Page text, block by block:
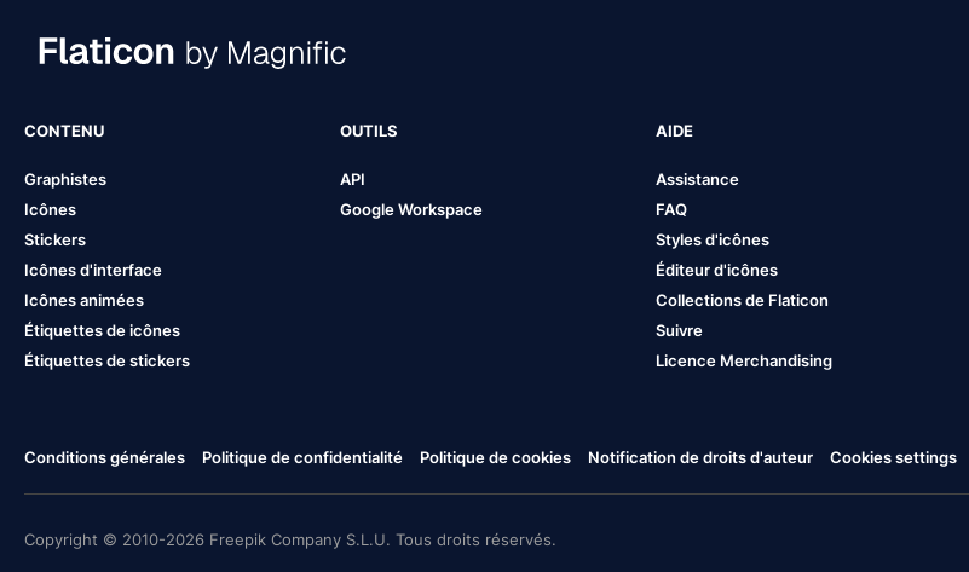
CONTENU
Graphistes
Icônes
Stickers
Icônes d'interface
Icônes animées
Étiquettes de icônes
Étiquettes de stickers
OUTILS
API
Google Workspace
AIDE
Assistance
FAQ
Styles d'icônes
Éditeur d'icônes
Collections de Flaticon
Suivre
Licence Merchandising
Conditions générales Politique de confidentialité Politique de cookies Notification de droits d'auteur Cookies settings
Copyright © 2010-2026 Freepik Company S.L.U. Tous droits réservés.